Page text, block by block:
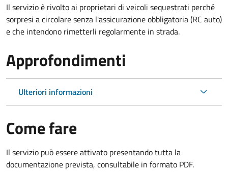
Il servizio è rivolto ai proprietari di veicoli sequestrati perché
sorpresi a circolare senza l'assicurazione obbligatoria (RC auto)
e che intendono rimetterli regolarmente in strada.
Approfondimenti
Ulteriori informazioni
Come fare
Il servizio può essere attivato presentando tutta la
documentazione prevista, consultabile in formato PDF.